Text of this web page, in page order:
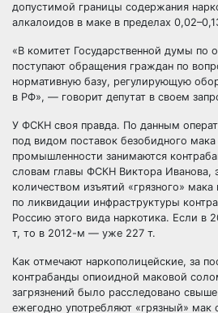
допустимой границы содержания
алкалоидов в маке в пределах
«В комитет Государственной думы по
поступают обращения граждан по
нормативную базу, регулирующую
в РФ», — говорит депутат в своем
У ФСКН своя правда. По данным
под видом поставок безобидного
промышленности занимаются
словам главы ФСКН Виктора Иванова,
количеством изъятий «грязного»
по ликвидации инфраструктуры
Россию этого вида наркотика. Если в
т, то в 2012-м — уже 227 т.
Как отмечают наркополицейские, за
контрабанды опиоидной маковой
загрязнений было расследовано
ежегодно употребляют «грязный» мак